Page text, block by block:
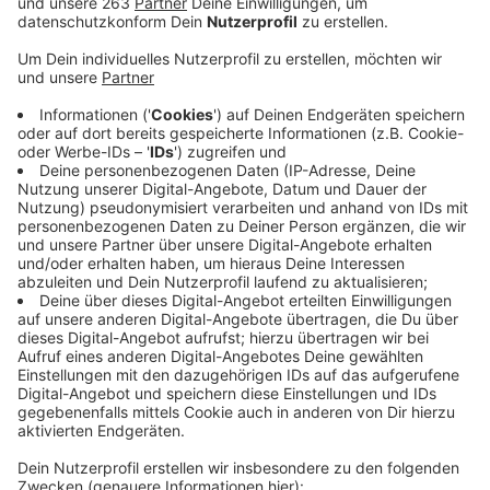
Anzeige
Nach der tödlichen Explosion beim Alchener
Backesfest am Sonntag dem 8. September ermittelt
die Staatsanwaltschaft Siegen wegen fahrlässiger
Tötung gegen Unbekannt. In Absprache mit der
Kreispolizeibehörde wurden Sachverständige
hinzugezogen, um die genaue Ursache für die
Explosion zu untersuchen. Für die strafrechtliche
Bewertung ist nun wichtig herauszubekommen, ob
Fahrlässigkeit eine Rolle gespielt hat. Bei dem Unglück
kam eine Frau ums Leben und 14 weitere Personen
wurden verletzt. "Derzeit gehe man nicht von einem
schnellen Abschluss der Ermittlungen aus", teilte
Staatsanwaltschaft Siegen unserer Redaktion mit.